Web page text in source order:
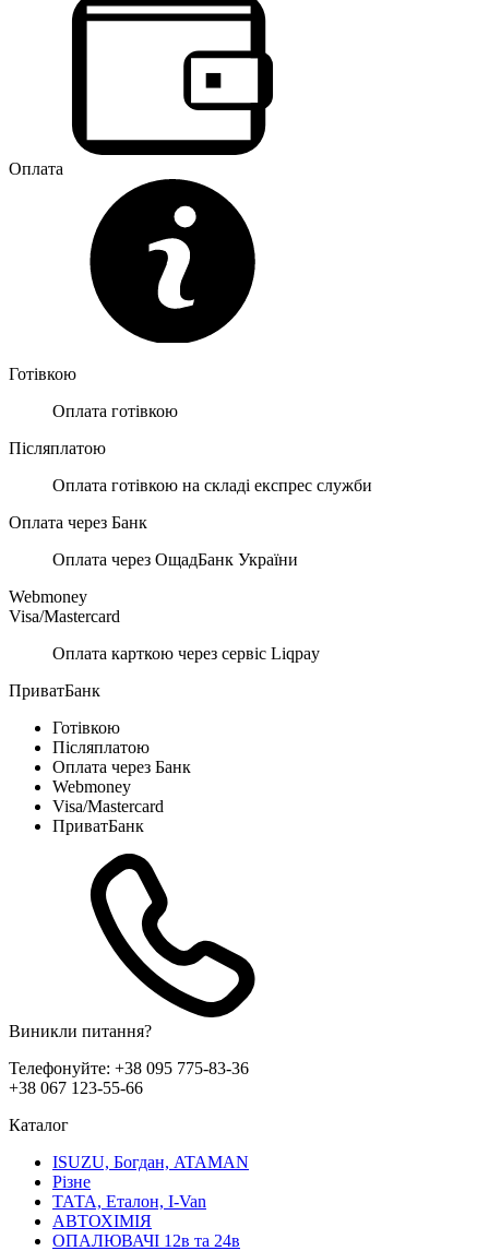
Оплата
Готівкою
Оплата готівкою
Післяплатою
Оплата готівкою на складі експрес служби
Оплата через Банк
Оплата через ОщадБанк України
Webmoney
Visa/Mastercard
Оплата карткою через сервіс Liqpay
ПриватБанк
Готівкою
Післяплатою
Оплата через Банк
Webmoney
Visa/Mastercard
ПриватБанк
Виникли питання?
Телефонуйте: +38 095 775-83-36
+38 067 123-55-66
Каталог
ISUZU, Богдан, ATAMAN
Різне
ТАТА, Еталон, I-Van
АВТОХІМІЯ
ОПАЛЮВАЧІ 12в та 24в